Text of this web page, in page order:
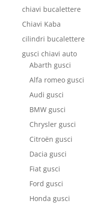
chiavi bucalettere
Chiavi Kaba
cilindri bucalettere
gusci chiavi auto
Abarth gusci
Alfa romeo gusci
Audi gusci
BMW gusci
Chrysler gusci
Citroën gusci
Dacia gusci
Fiat gusci
Ford gusci
Honda gusci